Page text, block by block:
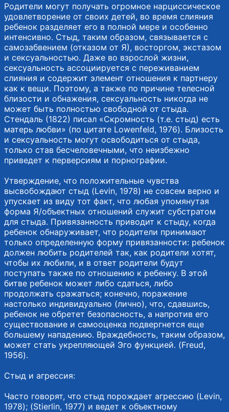
Родители могут получать огромное нарциссическое
удовлетворение от своих детей, во время слияния
ребенок разделяет его в полной мере и особенно
интенсивно. Стыд, таким образом, связывается с
самозабвением (отказом от Я), восторгом, экстазом
и сексуальностью. Даже во взрослой жизни,
сексуальность ассоциируется с переживанием
слияния и содержит элемент отношения к партнеру
как к вещи. Поэтому, а также по причине телесной
близости и обнажения, сексуальность никогда не
может быть полностью свободной от стыда.
Стендаль (1822) писал «Скромность (т.е. стыд) есть
матерь любви» (по цитате Lowenfeld, 1976). Близость
и сексуальность могут освободиться от стыда,
только став бесчеловечными, что неизбежно
приведет к перверсиям и порнографии.
Утверждение, что положительные чувства
высвобождают стыд (Levin, 1978) не совсем верно и
упускает из виду тот факт, что любая упомянутая
форма Я/объектных отношений служит субстратом
для стыда. Привязанность приводит к стыду, когда
ребенок обнаруживает, что родители принимают
только определенную форму привязанности: ребенок
должен любить родителей так, как родители хотят,
чтобы их любили, и в ответ родители будут
поступать также по отношению к ребенку. В этой
битве ребенок может либо сдаться, либо
продолжать сражаться; конечно, поражение
настолько индивидуально (лично), что, сдавшись,
ребенок не обретет безопасность, а напротив его
существование и самооценка подвергнется еще
большему нападению. Враждебность, таким образом,
может стать укрепляющей Эго функцией. (Freud,
1956).
Стыд и агрессия:
Часто говорят, что стыд порождает агрессию (Levin,
1978); (Stierlin, 1977) и ведет к объектному